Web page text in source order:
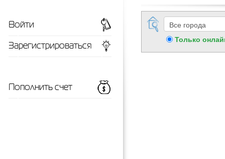
Только
Войти
Зарегистрироваться
Пополнить счет